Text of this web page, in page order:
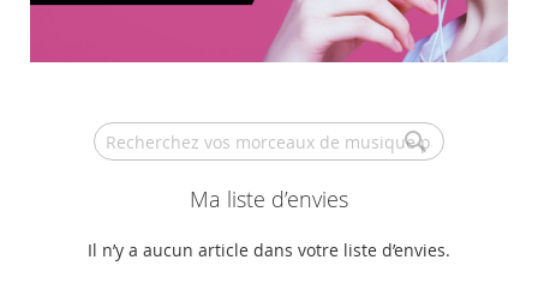
Ma liste d’envies
Il n’y a aucun article dans votre liste d’envies.